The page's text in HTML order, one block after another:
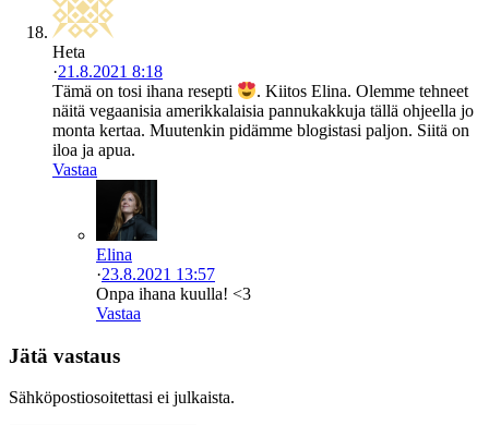
Heta
·21.8.2021 8:18
Tämä on tosi ihana resepti
. Kiitos Elina. Olemme tehneet
näitä vegaanisia amerikkalaisia pannukakkuja tällä ohjeella jo
monta kertaa. Muutenkin pidämme blogistasi paljon. Siitä on
iloa ja apua.
Vastaa
Elina
·23.8.2021 13:57
Onpa ihana kuulla! <3
Vastaa
Jätä vastaus
Sähköpostiosoitettasi ei julkaista.